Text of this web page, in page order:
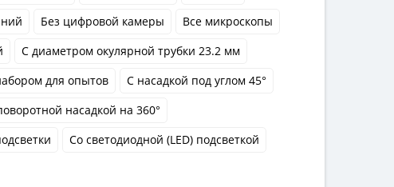
Без цифровой камеры
Все микроскопы
С диаметром окулярной трубки 23.2 мм
для опытов
С насадкой под углом 45°
насадкой на 360°
Со светодиодной (LED) подсветкой